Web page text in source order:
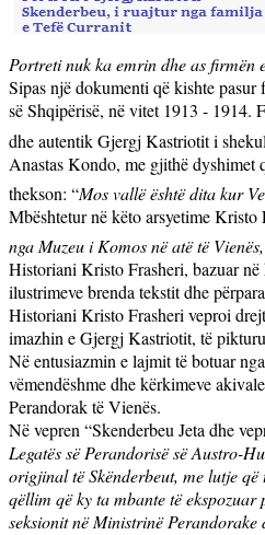
Portreti nuk ka emrin dhe as firmën
Sipas një dokumenti që kishte
së Shqipërisë, në vitet 1913 - 1914.
dhe autentik Gjergj Kastriotit i
Anastas Kondo, me gjithë dyshimet
thekson: “Mos vallë është dita kur
Mbështetur në këto arsyetime
nga Muzeu i Komos në atë të
Historiani Kristo Frasheri, bazuar
ilustrimeve brenda tekstit dhe
Historiani Kristo Frasheri veproi
imazhin e Gjergj Kastriotit, të
Në entusiazmin e lajmit të botuar
vëmendëshme dhe kërkimeve
Perandorak të Vienës.
Në vepren “Skenderbeu Jeta dhe
Legatës së Perandorisë së Austro-
origjinal të Skënderbeut, me lutje
qëllim që ky ta mbante të ekspozuar
seksionit në Ministrinë